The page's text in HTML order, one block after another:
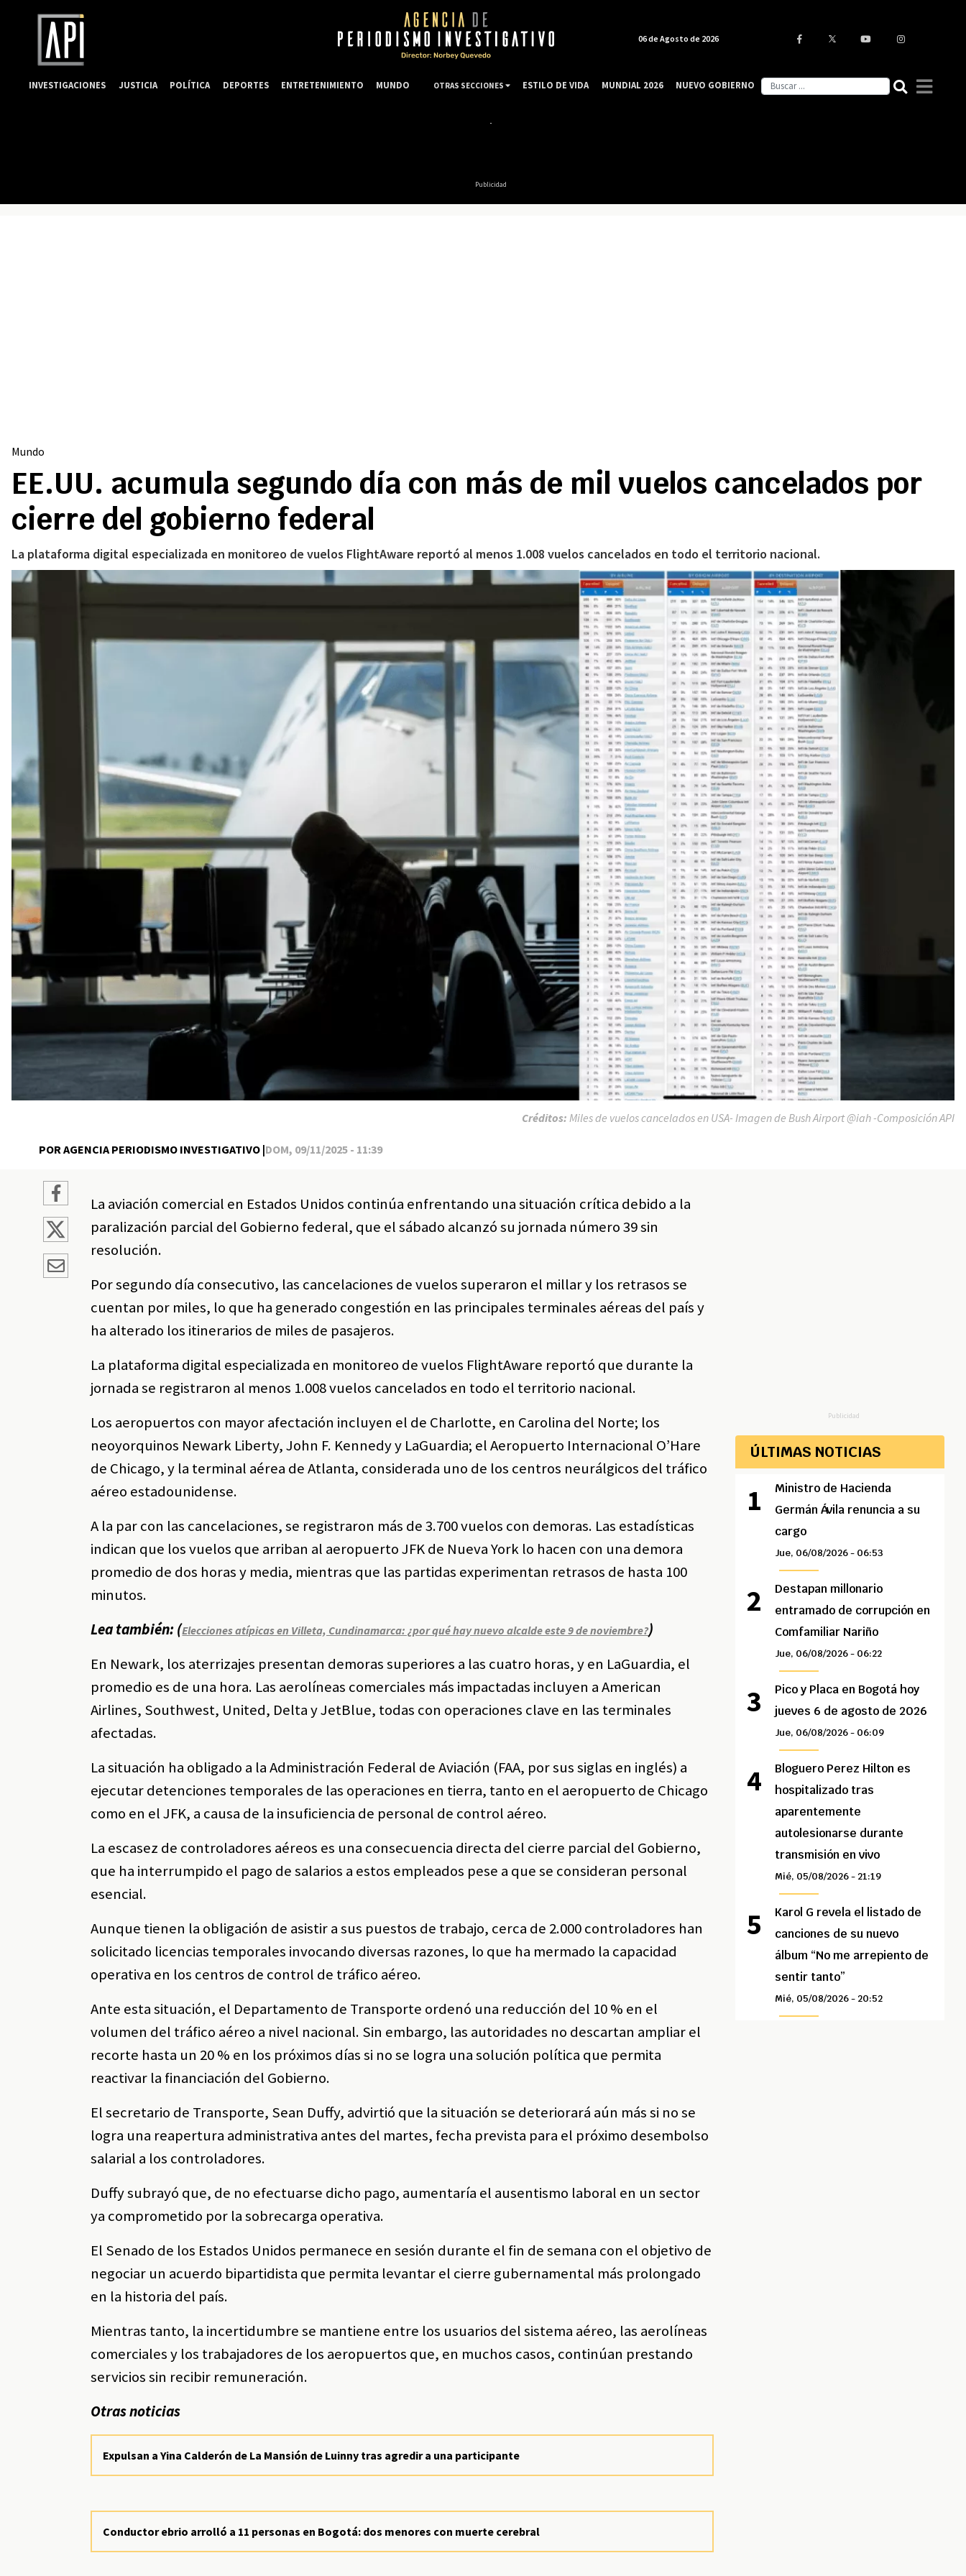
Publicidad
Mundo
EE.UU. acumula segundo día con más de mil vuelos cancelados por
cierre del gobierno federal
La plataforma digital especializada en monitoreo de vuelos FlightAware reportó al menos 1.008 vuelos cancelados en todo el territorio nacional.
POR AGENCIA PERIODISMO INVESTIGATIVO |DOM, 09/11/2025 - 11:39
Créditos: Miles de vuelos cancelados en USA- Imagen de Bush Airport @iah -Composición API
La aviación comercial en Estados Unidos continúa enfrentando una situación crítica debido a la
paralización parcial del Gobierno federal, que el sábado alcanzó su jornada número 39 sin
resolución.
Por segundo día consecutivo, las cancelaciones de vuelos superaron el millar y los retrasos se
cuentan por miles, lo que ha generado congestión en las principales terminales aéreas del país y
ha alterado los itinerarios de miles de pasajeros.
La plataforma digital especializada en monitoreo de vuelos FlightAware reportó que durante la
jornada se registraron al menos 1.008 vuelos cancelados en todo el territorio nacional.
Los aeropuertos con mayor afectación incluyen el de Charlotte, en Carolina del Norte; los
neoyorquinos Newark Liberty, John F. Kennedy y LaGuardia; el Aeropuerto Internacional O’Hare
de Chicago, y la terminal aérea de Atlanta, considerada uno de los centros neurálgicos del tráfico
aéreo estadounidense.
A la par con las cancelaciones, se registraron más de 3.700 vuelos con demoras. Las estadísticas
indican que los vuelos que arriban al aeropuerto JFK de Nueva York lo hacen con una demora
promedio de dos horas y media, mientras que las partidas experimentan retrasos de hasta 100
minutos.
Lea también: (Elecciones atípicas en Villeta, Cundinamarca: ¿por qué hay nuevo alcalde este 9 de noviembre?)
En Newark, los aterrizajes presentan demoras superiores a las cuatro horas, y en LaGuardia, el
promedio es de una hora. Las aerolíneas comerciales más impactadas incluyen a American
Airlines, Southwest, United, Delta y JetBlue, todas con operaciones clave en las terminales
afectadas.
La situación ha obligado a la Administración Federal de Aviación (FAA, por sus siglas en inglés) a
ejecutar detenciones temporales de las operaciones en tierra, tanto en el aeropuerto de Chicago
como en el JFK, a causa de la insuficiencia de personal de control aéreo.
La escasez de controladores aéreos es una consecuencia directa del cierre parcial del Gobierno,
que ha interrumpido el pago de salarios a estos empleados pese a que se consideran personal
esencial.
Aunque tienen la obligación de asistir a sus puestos de trabajo, cerca de 2.000 controladores han
solicitado licencias temporales invocando diversas razones, lo que ha mermado la capacidad
operativa en los centros de control de tráfico aéreo.
Ante esta situación, el Departamento de Transporte ordenó una reducción del 10 % en el
volumen del tráfico aéreo a nivel nacional. Sin embargo, las autoridades no descartan ampliar el
recorte hasta un 20 % en los próximos días si no se logra una solución política que permita
reactivar la financiación del Gobierno.
El secretario de Transporte, Sean Duffy, advirtió que la situación se deteriorará aún más si no se
logra una reapertura administrativa antes del martes, fecha prevista para el próximo desembolso
salarial a los controladores.
Duffy subrayó que, de no efectuarse dicho pago, aumentaría el ausentismo laboral en un sector
ya comprometido por la sobrecarga operativa.
El Senado de los Estados Unidos permanece en sesión durante el fin de semana con el objetivo de
negociar un acuerdo bipartidista que permita levantar el cierre gubernamental más prolongado
en la historia del país.
Mientras tanto, la incertidumbre se mantiene entre los usuarios del sistema aéreo, las aerolíneas
comerciales y los trabajadores de los aeropuertos que, en muchos casos, continúan prestando
servicios sin recibir remuneración.
Otras noticias
Expulsan a Yina Calderón de La Mansión de Luinny tras agredir a una participante
Conductor ebrio arrolló a 11 personas en Bogotá: dos menores con muerte cerebral
Publicidad
ÚLTIMAS NOTICIAS
Ministro de Hacienda
Germán Ávila renuncia a su
cargo
Jue, 06/08/2026 - 06:53
Destapan millonario
entramado de corrupción en
Comfamiliar Nariño
Jue, 06/08/2026 - 06:22
Pico y Placa en Bogotá hoy
jueves 6 de agosto de 2026
Jue, 06/08/2026 - 06:09
Bloguero Perez Hilton es
hospitalizado tras
aparentemente
autolesionarse durante
transmisión en vivo
Mié, 05/08/2026 - 21:19
Karol G revela el listado de
canciones de su nuevo
álbum “No me arrepiento de
sentir tanto”
Mié, 05/08/2026 - 20:52
06 de Agosto de 2026
INVESTIGACIONES JUSTICIA POLÍTICA DEPORTES ENTRETENIMIENTO MUNDO OTRAS SECCIONES ESTILO DE VIDA MUNDIAL 2026 NUEVO GOBIERNO